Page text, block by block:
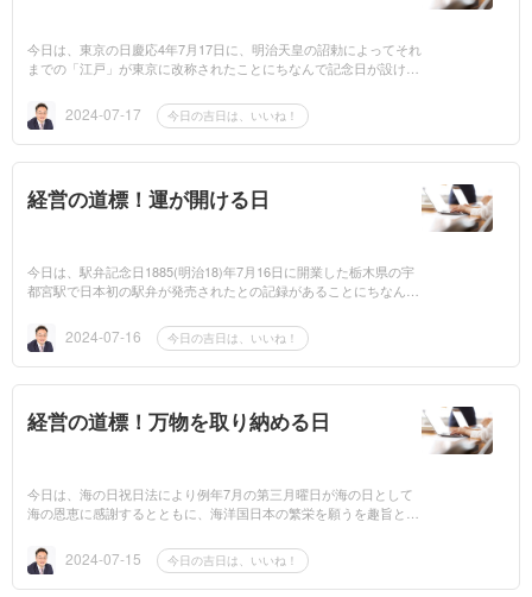
今日は、東京の日慶応4年7月17日に、明治天皇の詔勅によってそれ
までの「江戸」が東京に改称されたことにちなんで記念日が設けら
し するので学...
2024-07-17 今日の吉日は、いいね！
経営の道標！運が開ける日
今日は、駅弁記念日1885(明治18)年7月16日に開業した栃木県の宇
都宮駅で日本初の駅弁が発売されたとの記録があることにちなんで
「いいね！」探...
2024-07-16 今日の吉日は、いいね！
経営の道標！万物を取り納める日
今日は、海の日祝日法により例年7月の第三月曜日が海の日として
海の恩恵に感謝するとともに、海洋国日本の繁栄を願うを趣旨とし
に該当します。...
2024-07-15 今日の吉日は、いいね！